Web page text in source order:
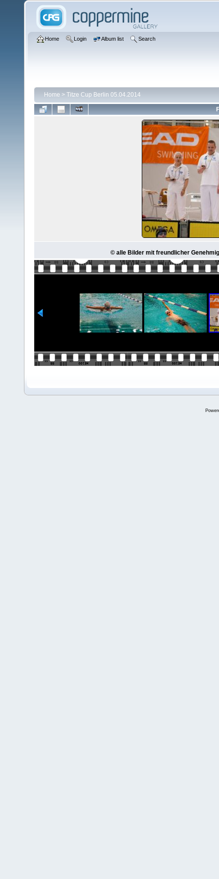
Home Login Album list Search
Home > Titze Cup Berlin 05.04.2014
© alle Bilder mit freundlicher